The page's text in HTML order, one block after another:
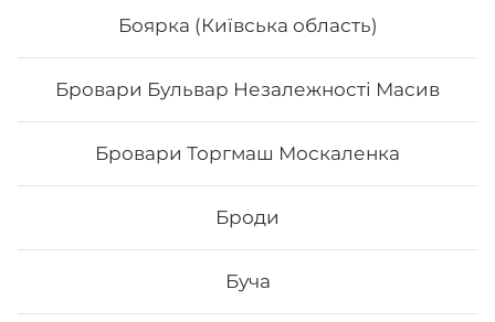
Боярка (Київська область)
Бровари Бульвар Незалежності Масив
Бровари Торгмаш Москаленка
Броди
Буча
Холодний чай «Fuze tea”
Холодний чай “Fuze tea” 0.5 л.